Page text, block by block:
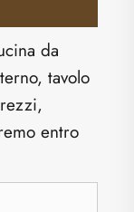
da
tavolo
entro